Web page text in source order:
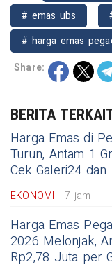
# emas ubs
# harga emas
Share:
BERITA
Harga Emas di
Turun, Antam 1
Cek Galeri24 dan
EKONOMI 7 jam
Harga Emas
2026 Melonjak,
Rp2,78 Juta per